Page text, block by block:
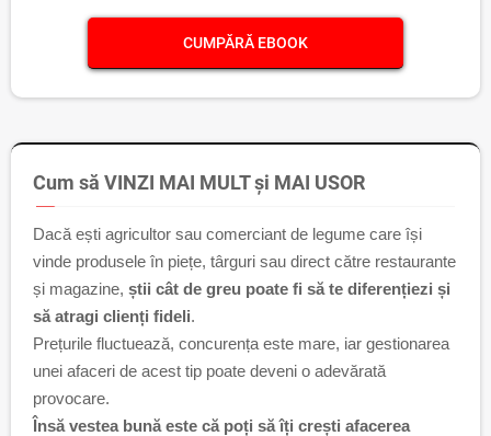
CUMPĂRĂ EBOOK
Cum să VINZI MAI MULT și MAI USOR
Dacă ești agricultor sau comerciant de legume care își
vinde produsele în piețe, târguri sau direct către restaurante
și magazine, știi cât de greu poate fi să te diferențiezi și
să atragi clienți fideli.
Prețurile fluctuează, concurența este mare, iar gestionarea
unei afaceri de acest tip poate deveni o adevărată
provocare.
Însă vestea bună este că poți să îți crești afacerea